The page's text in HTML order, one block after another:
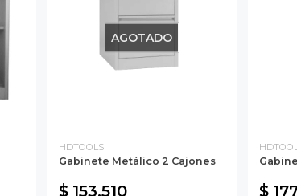
AGOTADO
HDTOOLS
Gabinete Metálico 2 Cajones
$ 153.510 $